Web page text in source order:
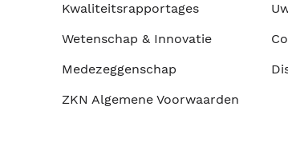
Kwaliteitsrapportages
Wetenschap & Innovatie
Medezeggenschap
ZKN Algemene Voorwaarden